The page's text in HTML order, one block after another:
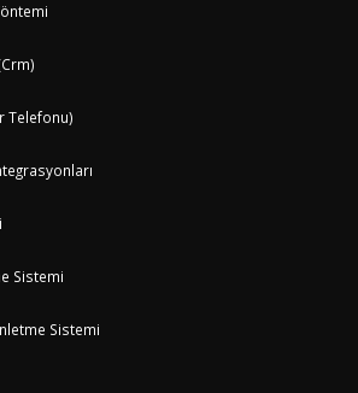
Telefonu)
Sistemi
Sistemi